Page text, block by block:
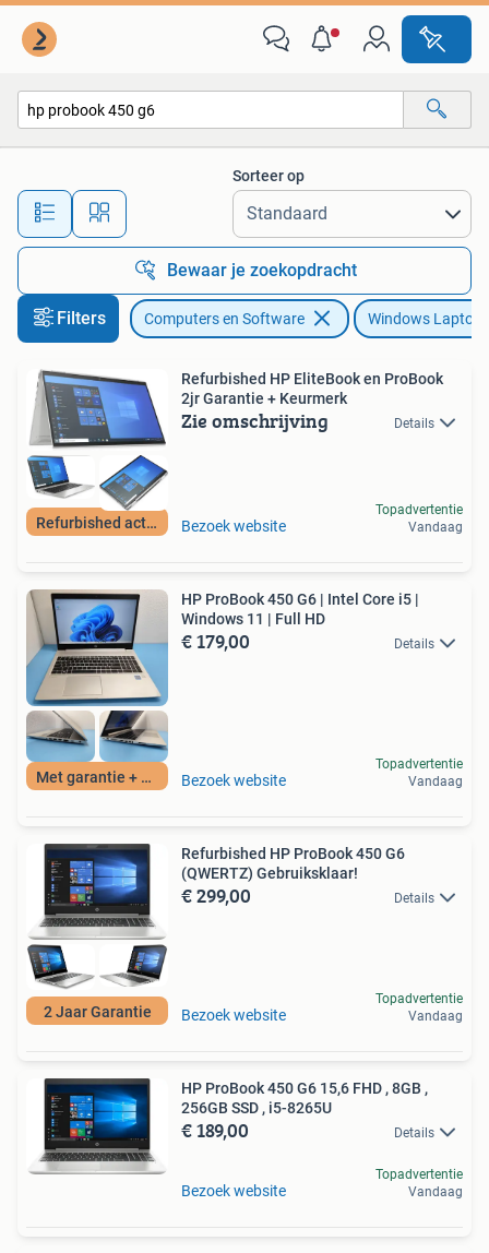
Alle afstanden…
Sorteer op
Bewaar je zoekopdracht
Filters Computers en Software Windows Laptops
Refurbished actie!
Refurbished HP EliteBook en ProBook
2jr Garantie + Keurmerk
Zie omschrijving Details
Bezoek website
Topadvertentie
Vandaag
Met garantie + BTW
HP ProBook 450 G6 | Intel Core i5 |
Windows 11 | Full HD
€ 179,00 Details
Bezoek website
Topadvertentie
Vandaag
2 Jaar Garantie
Refurbished HP ProBook 450 G6
(QWERTZ) Gebruiksklaar!
€ 299,00 Details
Bezoek website
Topadvertentie
Vandaag
HP ProBook 450 G6 15,6 FHD , 8GB ,
256GB SSD , i5-8265U
€ 189,00 Details
Bezoek website
Topadvertentie
Vandaag